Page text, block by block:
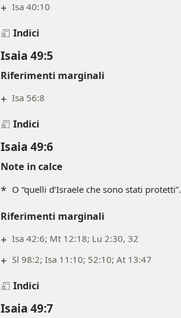
+ Isa 40:10
Indici
Isaia 49:5
Riferimenti marginali
+ Isa 56:8
Indici
Isaia 49:6
Note in calce
* O “quelli d’Israele che sono stati protetti”.
Riferimenti marginali
+ Isa 42:6; Mt 12:18; Lu 2:30, 32
+ Sl 98:2; Isa 11:10; 52:10; At 13:47
Indici
Isaia 49:7